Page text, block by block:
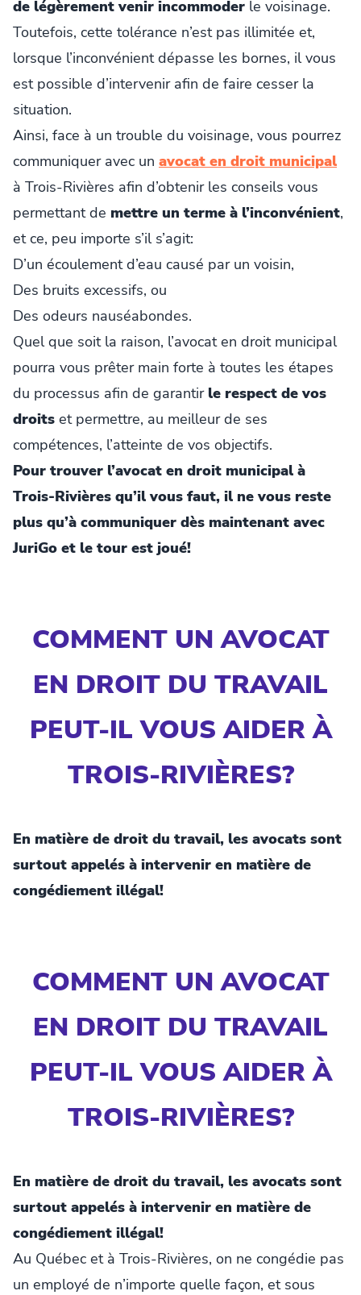
de légèrement venir incommoder le voisinage.
Toutefois, cette tolérance n’est pas illimitée et,
lorsque l’inconvénient dépasse les bornes, il vous
est possible d’intervenir afin de faire cesser la
situation.
Ainsi, face à un trouble du voisinage, vous pourrez
communiquer avec un avocat en droit municipal
à Trois-Rivières afin d’obtenir les conseils vous
permettant de mettre un terme à l’inconvénient,
et ce, peu importe s’il s’agit:
D’un écoulement d’eau causé par un voisin,
Des bruits excessifs, ou
Des odeurs nauséabondes.
Quel que soit la raison, l’avocat en droit municipal
pourra vous prêter main forte à toutes les étapes
du processus afin de garantir le respect de vos
droits et permettre, au meilleur de ses
compétences, l’atteinte de vos objectifs.
Pour trouver l’avocat en droit municipal à
Trois-Rivières qu’il vous faut, il ne vous reste
plus qu’à communiquer dès maintenant avec
JuriGo et le tour est joué!
COMMENT UN AVOCAT
EN DROIT DU TRAVAIL
PEUT-IL VOUS AIDER À
TROIS-RIVIÈRES?
En matière de droit du travail, les avocats sont
surtout appelés à intervenir en matière de
congédiement illégal!
COMMENT UN AVOCAT
EN DROIT DU TRAVAIL
PEUT-IL VOUS AIDER À
TROIS-RIVIÈRES?
En matière de droit du travail, les avocats sont
surtout appelés à intervenir en matière de
congédiement illégal!
Au Québec et à Trois-Rivières, on ne congédie pas
un employé de n’importe quelle façon, et sous